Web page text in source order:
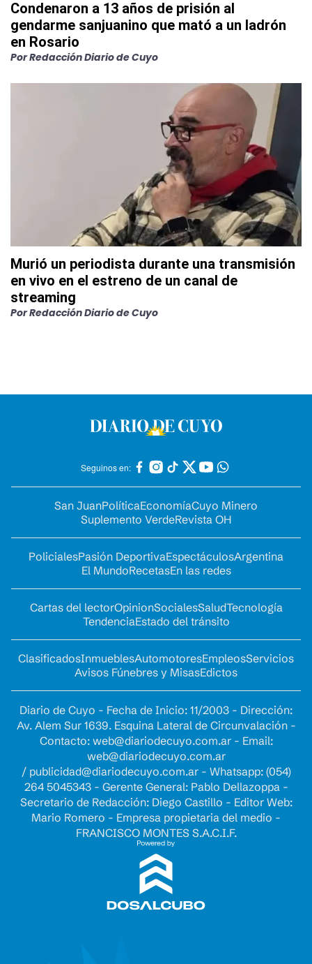
Condenaron a 13 años de prisión al
gendarme sanjuanino que mató a un ladrón
en Rosario
PorRedacción Diario de Cuyo
Murió un periodista durante una transmisión
en vivo en el estreno de un canal de
streaming
PorRedacción Diario de Cuyo
Seguinos en:
San JuanPolíticaEconomíaCuyo Minero
Suplemento VerdeRevista OH
PolicialesPasión DeportivaEspectáculosArgentina
El MundoRecetasEn las redes
Cartas del lectorOpinionSocialesSaludTecnología
TendenciaEstado del tránsito
ClasificadosInmueblesAutomotoresEmpleosServicios
Avisos Fúnebres y MisasEdictos
Diario de Cuyo - Fecha de Inicio: 11/2003 - Dirección:
Av. Alem Sur 1639. Esquina Lateral de Circunvalación -
Contacto: web@diariodecuyo.com.ar- Email:
web@diariodecuyo.com.ar
/ publicidad@diariodecuyo.com.ar- Whatsapp: (054)
264 5045343 - Gerente General: Pablo Dellazoppa -
Secretario de Redacción: Diego Castillo - Editor Web:
Mario Romero - Empresa propietaria del medio -
FRANCISCO MONTES S.A.C.I.F.